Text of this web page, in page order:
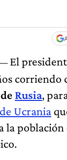
El
corriendo
Rusia,
Ucrania
la población